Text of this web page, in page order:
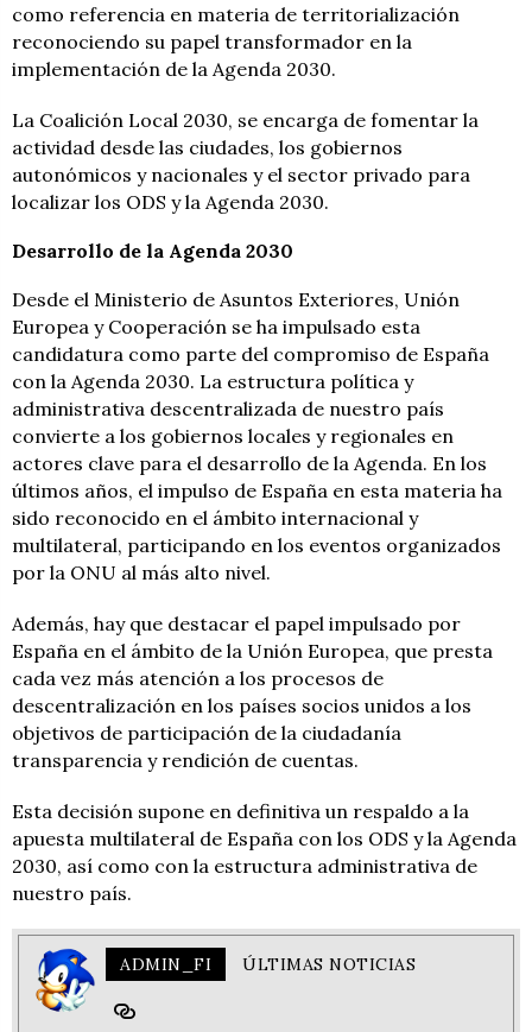
como referencia en materia de territorialización
reconociendo su papel transformador en la
implementación de la Agenda 2030.
La Coalición Local 2030, se encarga de fomentar la
actividad desde las ciudades, los gobiernos
autonómicos y nacionales y el sector privado para
localizar los ODS y la Agenda 2030.
Desarrollo de la Agenda 2030
Desde el Ministerio de Asuntos Exteriores, Unión
Europea y Cooperación se ha impulsado esta
candidatura como parte del compromiso de España
con la Agenda 2030. La estructura política y
administrativa descentralizada de nuestro país
convierte a los gobiernos locales y regionales en
actores clave para el desarrollo de la Agenda. En los
últimos años, el impulso de España en esta materia ha
sido reconocido en el ámbito internacional y
multilateral, participando en los eventos organizados
por la ONU al más alto nivel.
Además, hay que destacar el papel impulsado por
España en el ámbito de la Unión Europea, que presta
cada vez más atención a los procesos de
descentralización en los países socios unidos a los
objetivos de participación de la ciudadanía
transparencia y rendición de cuentas.
Esta decisión supone en definitiva un respaldo a la
apuesta multilateral de España con los ODS y la Agenda
2030, así como con la estructura administrativa de
nuestro país.
ADMIN_FI ÚLTIMAS NOTICIAS